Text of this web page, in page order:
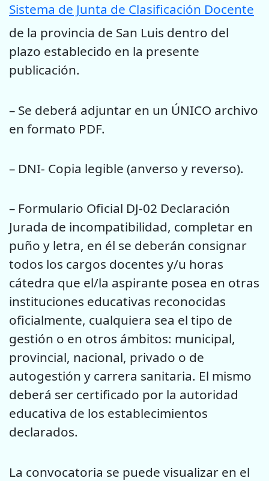
Sistema de Junta de Clasificación Docente
de la provincia de San Luis dentro del
plazo establecido en la presente
publicación.
– Se deberá adjuntar en un ÚNICO archivo
en formato PDF.
– DNI- Copia legible (anverso y reverso).
– Formulario Oficial DJ-02 Declaración
Jurada de incompatibilidad, completar en
puño y letra, en él se deberán consignar
todos los cargos docentes y/u horas
cátedra que el/la aspirante posea en otras
instituciones educativas reconocidas
oficialmente, cualquiera sea el tipo de
gestión o en otros ámbitos: municipal,
provincial, nacional, privado o de
autogestión y carrera sanitaria. El mismo
deberá ser certificado por la autoridad
educativa de los establecimientos
declarados.
La convocatoria se puede visualizar en el